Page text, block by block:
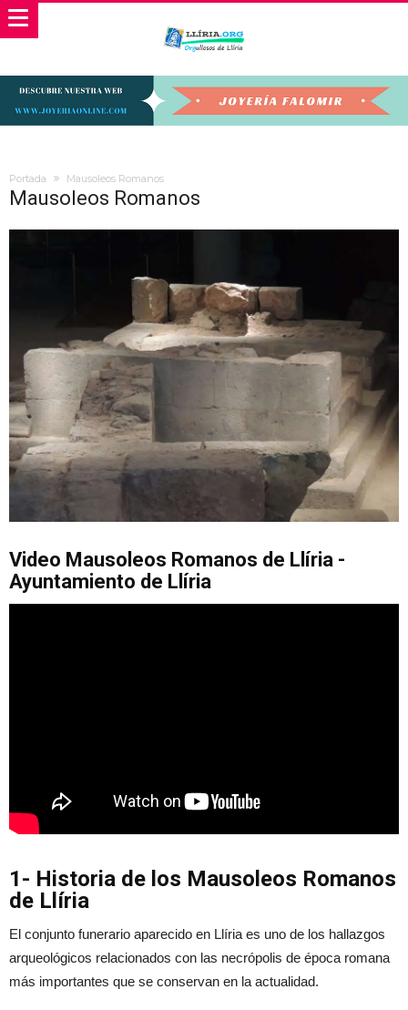
Portada Mausoleos Romanos
Mausoleos Romanos
Video Mausoleos Romanos de Llíria -
Ayuntamiento de Llíria
1- Historia de los Mausoleos Romanos
de Llíria
El conjunto funerario aparecido en Llíria es uno de los hallazgos
arqueológicos relacionados con las necrópolis de época romana
más importantes que se conservan en la actualidad.